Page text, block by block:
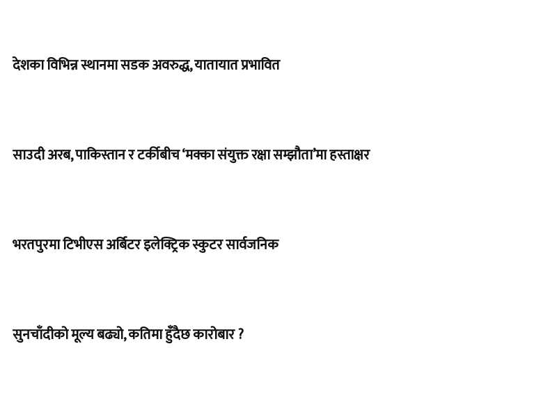
देशका विभिन्न स्थानमा सडक अवरुद्ध, यातायात प्रभावित
साउदी अरब, पाकिस्तान र टर्कीबीच ‘मक्का संयुक्त रक्षा सम्झौता’मा हस्ताक्षर
भरतपुरमा टिभीएस अर्बिटर इलेक्ट्रिक स्कुटर सार्वजनिक
सुनचाँदीको मूल्य बढ्यो, कतिमा हुँदैछ कारोबार ?